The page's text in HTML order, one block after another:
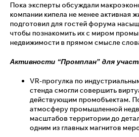
Пока эксперты обсуждали
компании кипела не менее активная
подготовил для гостей форума
чтобы познакомить их с миром
недвижимости в прямом смысле
Активности “Промплан” для
VR-прогулка по
стенда смогли совершить
действующим промобъектам.
атмосферу промышленной
масштабов территории до
одним из главных магнитов